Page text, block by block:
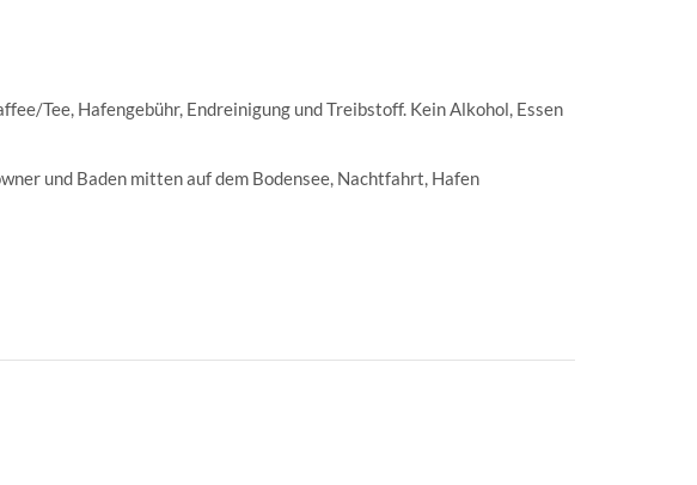
Tee, Hafengebühr, Endreinigung und Treibstoff. Kein Alkohol, Essen
und Baden mitten auf dem Bodensee, Nachtfahrt, Hafen